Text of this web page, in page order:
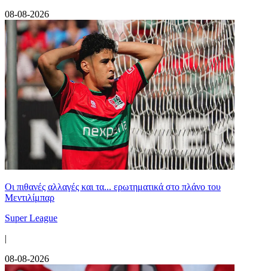
08-08-2026
Οι πιθανές αλλαγές και τα... ερωτηματικά στο πλάνο του
Μεντιλίμπαρ
Super League
|
08-08-2026